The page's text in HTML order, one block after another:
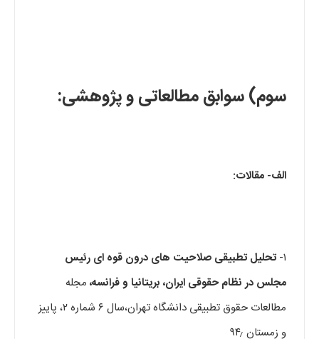
سوم) سوابق مطالعاتی و پژوهشی:
الف- مقالات:
۱- تحلیل تطبیقی صلاحیت های درون قوه ای رئیس
مجلس در نظام حقوقی ایران، بریتانیا و فرانسه، مجله
مطالعات حقوق تطبیقی دانشگاه تهران،سال ۶ شماره ۲، پاییز
و زمستان ۹۴٫